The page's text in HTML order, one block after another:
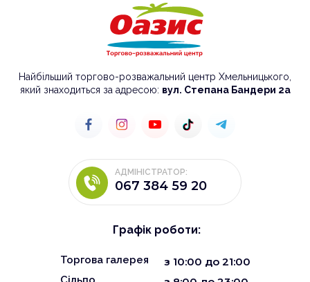
Найбільший торгово-розважальний центр Хмельницького,
який знаходиться за адресою: вул. Степана Бандери 2а
АДМІНІСТРАТОР:
067 384 59 20
Графік роботи:
Торгова галерея з 10:00 до 21:00